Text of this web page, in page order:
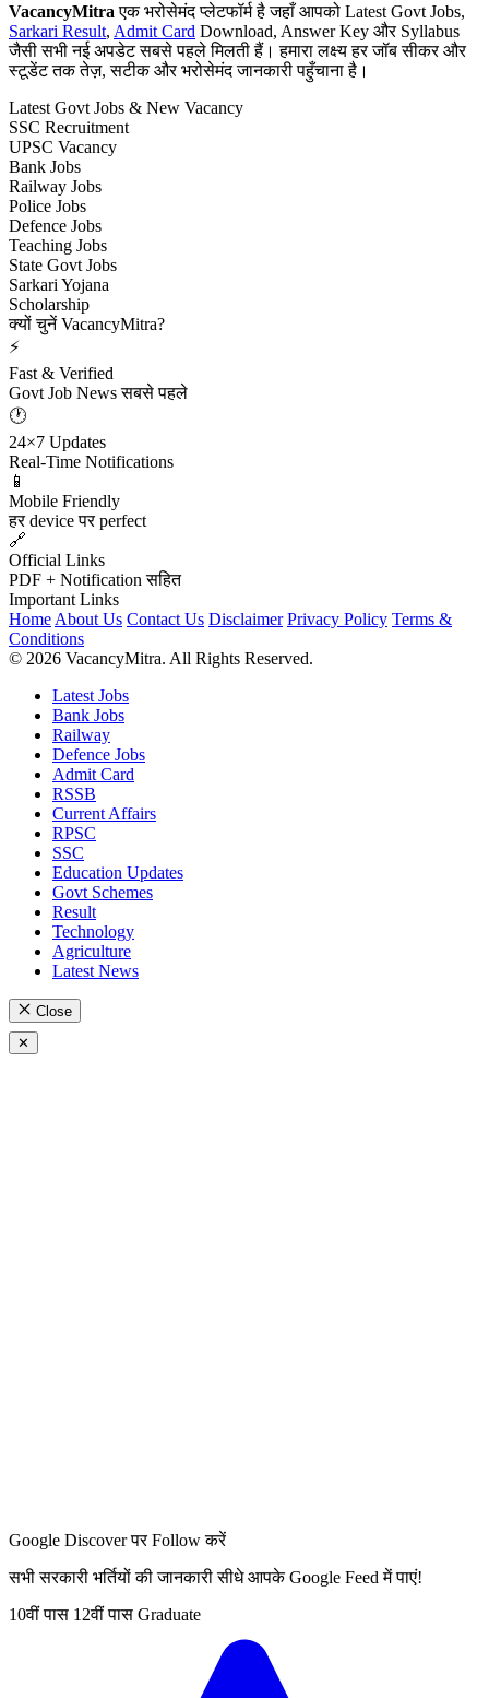
VacancyMitra एक भरोसेमंद प्लेटफॉर्म है जहाँ आपको Latest Govt Jobs,
Sarkari Result, Admit Card Download, Answer Key और Syllabus
जैसी सभी नई अपडेट सबसे पहले मिलती हैं। हमारा लक्ष्य हर जॉब सीकर और
स्टूडेंट तक तेज़, सटीक और भरोसेमंद जानकारी पहुँचाना है।
Latest Govt Jobs & New Vacancy
SSC Recruitment
UPSC Vacancy
Bank Jobs
Railway Jobs
Police Jobs
Defence Jobs
Teaching Jobs
State Govt Jobs
Sarkari Yojana
Scholarship
क्यों चुनें VacancyMitra?
⚡
Fast & Verified
Govt Job News सबसे पहले
🕐
24×7 Updates
Real-Time Notifications
📱
Mobile Friendly
हर device पर perfect
🔗
Official Links
PDF + Notification सहित
Important Links
Home About Us Contact Us Disclaimer Privacy Policy Terms &
Conditions
© 2026 VacancyMitra. All Rights Reserved.
Latest Jobs
Bank Jobs
Railway
Defence Jobs
Admit Card
RSSB
Current Affairs
RPSC
SSC
Education Updates
Govt Schemes
Result
Technology
Agriculture
Latest News
Close
✕
Google Discover पर Follow करें
सभी सरकारी भर्तियों की जानकारी सीधे आपके Google Feed में पाएं!
10वीं पास 12वीं पास Graduate